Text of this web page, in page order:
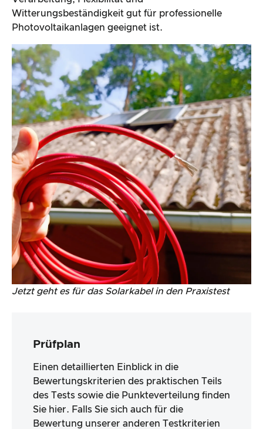
Witterungsbeständigkeit gut für professionelle
Photovoltaikanlagen geeignet ist.
Jetzt geht es für das Solarkabel in den Praxistest
Prüfplan
Einen detaillierten Einblick in die
Bewertungskriterien des praktischen Teils
des Tests sowie die Punkteverteilung finden
Sie hier. Falls Sie sich auch für die
Bewertung unserer anderen Testkriterien